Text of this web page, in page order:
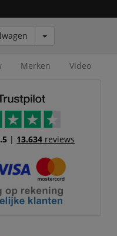
Merken Video
| 13.634 reviews